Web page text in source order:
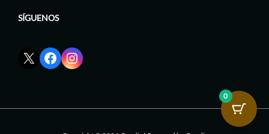
SÍGUENOS
Enlace
red
Enlace
de
Enlace
0